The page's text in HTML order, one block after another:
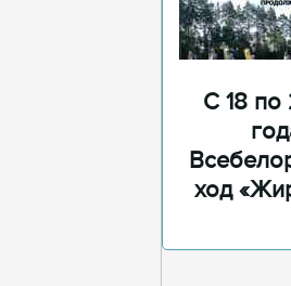
С 18 по
ход